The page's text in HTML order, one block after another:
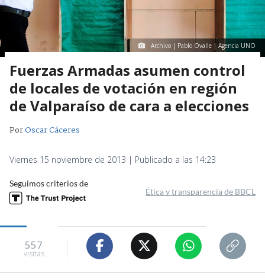
Archivo | Pablo Ovalle | Agencia UNO
Fuerzas Armadas asumen control
de locales de votación en región
de Valparaíso de cara a elecciones
PorOscar Cáceres
Viernes 15 noviembre de 2013 | Publicado a las 14:23
Seguimos criterios de
Ética y transparencia de BBCL
557
visitas